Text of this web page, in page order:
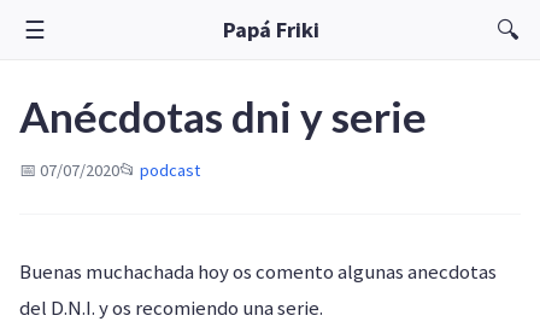
☰ Papá Friki 🔍
Anécdotas dni y serie
📅 07/07/2020📂 podcast
Buenas muchachada hoy os comento algunas anecdotas
del D.N.I. y os recomiendo una serie.